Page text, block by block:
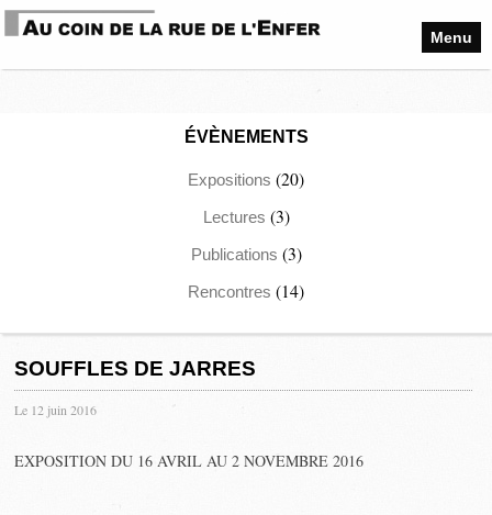
Menu
ÉVÈNEMENTS
Expositions (20)
Lectures (3)
Publications (3)
Rencontres (14)
SOUFFLES DE JARRES
Le 12 juin 2016
EXPOSITION DU 16 AVRIL AU 2 NOVEMBRE 2016